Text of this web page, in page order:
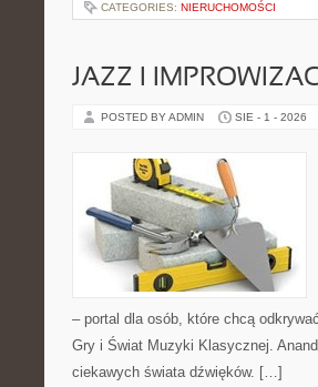
CATEGORIES: NIERUCHOMOŚCI
JAZZ I
POSTED BY ADMIN SIE - 1 - 2026
– portal dla osób, które chcą
Gry i Świat Muzyki Klasycznej.
ciekawych świata dźwięków. […]